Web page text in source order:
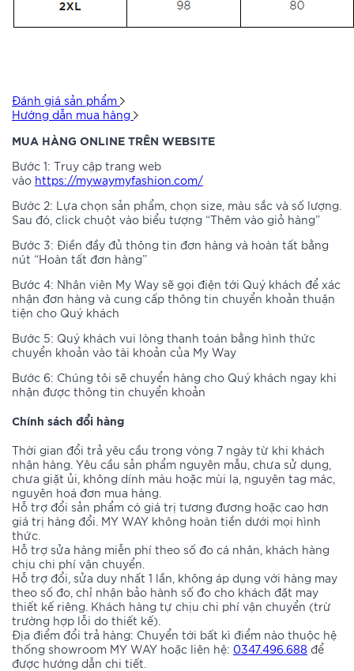
Đánh giá sản phẩm
Hướng dẫn mua hàng
MUA HÀNG ONLINE TRÊN WEBSITE
Bước 1: Truy cập trang web
vào https://mywaymyfashion.com/
Bước 2: Lựa chọn sản phẩm, chọn size, màu sắc và số lượng.
Sau đó, click chuột vào biểu tượng “Thêm vào giỏ hàng”
Bước 3: Điền đầy đủ thông tin đơn hàng và hoàn tất bằng
nút “Hoàn tất đơn hàng”
Bước 4: Nhân viên My Way sẽ gọi điện tới Quý khách để xác
nhận đơn hàng và cung cấp thông tin chuyển khoản thuận
tiện cho Quý khách
Bước 5: Quý khách vui lòng thanh toán bằng hình thức
chuyển khoản vào tài khoản của My Way
Bước 6: Chúng tôi sẽ chuyển hàng cho Quý khách ngay khi
nhận được thông tin chuyển khoản
Chính sách đổi hàng
Thời gian đổi trả yêu cầu trong vòng 7 ngày từ khi khách
nhận hàng. Yêu cầu sản phẩm nguyên mẫu, chưa sử dụng,
chưa giặt ủi, không dính màu hoặc mùi lạ, nguyên tag mác,
nguyên hoá đơn mua hàng.
Hỗ trợ đổi sản phẩm có giá trị tương đương hoặc cao hơn
giá trị hàng đổi. MY WAY không hoàn tiền dưới mọi hình
thức.
Hỗ trợ sửa hàng miễn phí theo số đo cá nhân, khách hàng
chịu chi phí vận chuyển.
Hỗ trợ đổi, sửa duy nhất 1 lần, không áp dụng với hàng may
theo số đo, chỉ nhận bảo hành số đo cho khách đặt may
thiết kế riêng. Khách hàng tự chịu chi phí vận chuyển (trừ
trường hợp lỗi do thiết kế).
Địa điểm đổi trả hàng: Chuyển tới bất kì điểm nào thuộc hệ
thống showroom MY WAY hoặc liên hệ: 0347.496.688 để
được hướng dẫn chi tiết.